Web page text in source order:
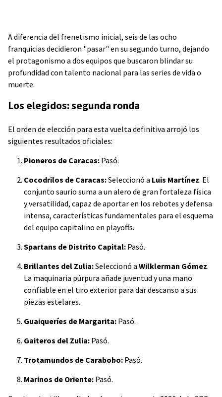
A diferencia del frenetismo inicial, seis de las ocho
franquicias decidieron "pasar" en su segundo turno, dejando
el protagonismo a dos equipos que buscaron blindar su
profundidad con talento nacional para las series de vida o
muerte.
Los elegidos: segunda ronda
El orden de elección para esta vuelta definitiva arrojó los
siguientes resultados oficiales:
Pioneros de Caracas: Pasó.
Cocodrilos de Caracas:Seleccionó a Luis Martínez. El
conjunto saurio suma a un alero de gran fortaleza física
y versatilidad, capaz de aportar en los rebotes y defensa
intensa, características fundamentales para el esquema
del equipo capitalino en playoffs.
Spartans de Distrito Capital: Pasó.
Brillantes del Zulia:Seleccionó a Wilklerman Gómez.
La maquinaria púrpura añade juventud y una mano
confiable en el tiro exterior para dar descanso a sus
piezas estelares.
Guaiqueríes de Margarita: Pasó.
Gaiteros del Zulia: Pasó.
Trotamundos de Carabobo: Pasó.
Marinos de Oriente: Pasó.